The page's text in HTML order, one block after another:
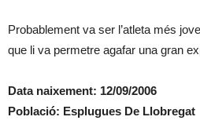
Probablement va ser l’atleta més
que li va permetre agafar una gran
Data naixement: 12/09/2006
Població: Esplugues De Llobregat